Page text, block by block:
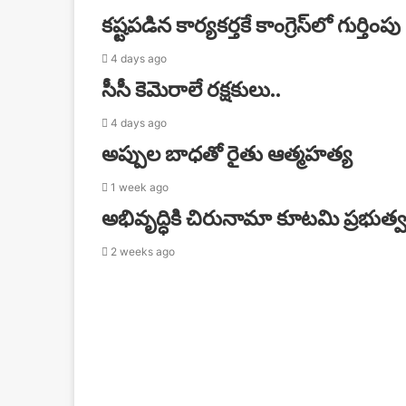
కష్టపడిన కార్యకర్తకే కాంగ్రెస్‌లో గుర్తింపు
4 days ago
సీసీ కెమెరాలే రక్షకులు..
4 days ago
అప్పుల బాధతో రైతు ఆత్మహత్య
1 week ago
అభివృద్ధికి చిరునామా కూటమి
2 weeks ago